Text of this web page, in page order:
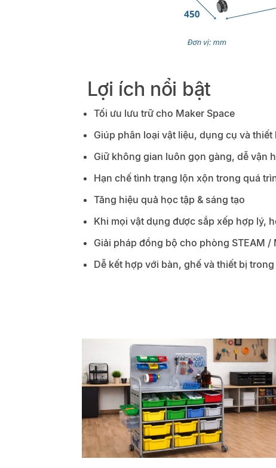
Lợi ích nổi bật
Tối ưu lưu trữ cho Maker Space
Giúp phân loại vật liệu, dụng cụ và
Giữ không gian luôn gọn gàng, dễ vận
Hạn chế tình trạng lộn xộn trong quá
Tăng hiệu quả học tập & sáng tạo
Khi mọi vật dụng được sắp xếp hợp lý,
Giải pháp đồng bộ cho phòng STEAM /
Dễ kết hợp với bàn, ghế và thiết bị